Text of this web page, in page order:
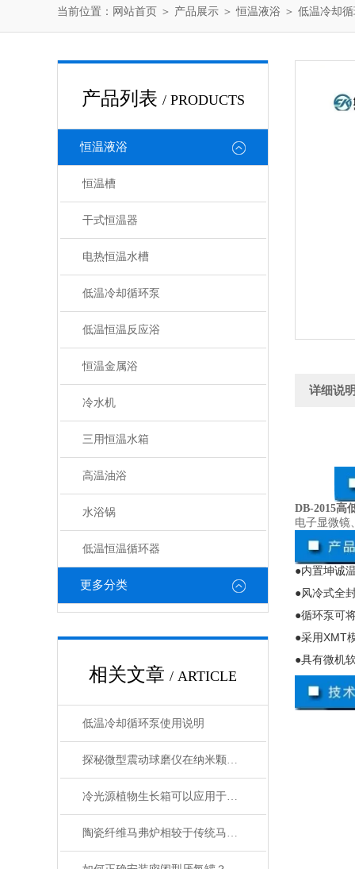
当前位置： 网站首页 ＞ 产品展示 ＞恒温液浴 ＞ 低温冷却循
产品列表 / PRODUCTS
恒温液浴
恒温槽
干式恒温器
电热恒温水槽
低温冷却循环泵
低温恒温反应浴
恒温金属浴
冷水机
三用恒温水箱
高温油浴
水浴锅
低温恒温循环器
更多分类
相关文章 / ARTICLE
低温冷却循环泵使用说明
探秘微型震动球磨仪在纳米颗粒制备中的关键作用
冷光源植物生长箱可以应用于各种植物的生长
陶瓷纤维马弗炉相较于传统马弗炉有哪些提升？
详细说明
DB-2015高
电子显微镜
●内置坤诚
●风冷式全
●循环泵可
●采用XMT
●具有微机